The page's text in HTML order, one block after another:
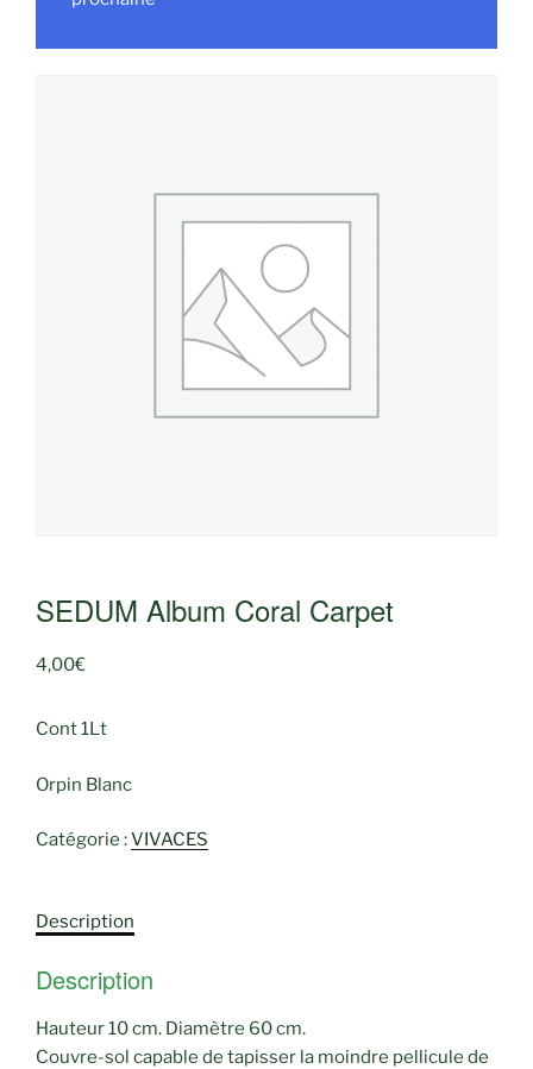
SEDUM Album Coral Carpet
4,00€
Cont 1Lt
Orpin Blanc
Catégorie :VIVACES
Description
Description
Hauteur 10 cm. Diamètre 60 cm.
Couvre-sol capable de tapisser la moindre pellicule de